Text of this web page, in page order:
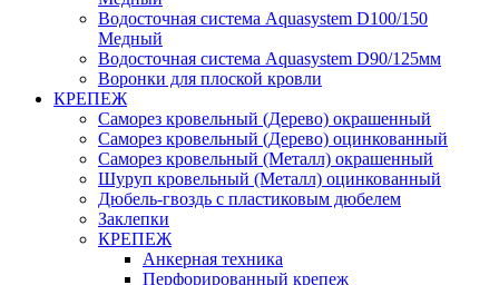
Водосточная система Aquasystem D100/150
Медный
Водосточная система Aquasystem D90/125мм
Воронки для плоской кровли
КРЕПЕЖ
Саморез кровельный (Дерево) окрашенный
Саморез кровельный (Дерево) оцинкованный
Саморез кровельный (Металл) окрашенный
Шуруп кровельный (Металл) оцинкованный
Дюбель-гвоздь с пластиковым дюбелем
Заклепки
КРЕПЕЖ
Анкерная техника
Перфорированный крепеж